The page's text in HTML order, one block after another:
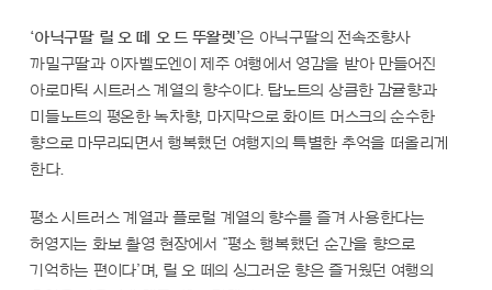
‘아닉구딸 릴 오 떼 오 드 뚜왈렛’은 아닉구딸의 전속조향사
까밀구딸과 이자벨도엔이 제주 여행에서 영감을 받아 만들어진
아로마틱 시트러스 계열의 향수이다. 탑노트의 상큼한 감귤향과
미들노트의 평온한 녹차향, 마지막으로 화이트 머스크의 순수한
향으로 마무리되면서 행복했던 여행지의 특별한 추억을 떠올리게
한다.
평소 시트러스 계열과 플로럴 계열의 향수를 즐겨 사용한다는
허영지는 화보 촬영 현장에서 “평소 행복했던 순간을 향으로
기억하는 편이다’며, 릴 오 떼의 싱그러운 향은 즐거웠던 여행의